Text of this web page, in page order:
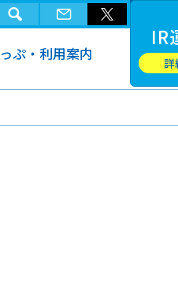
ぷ・利用案内
IR
詳